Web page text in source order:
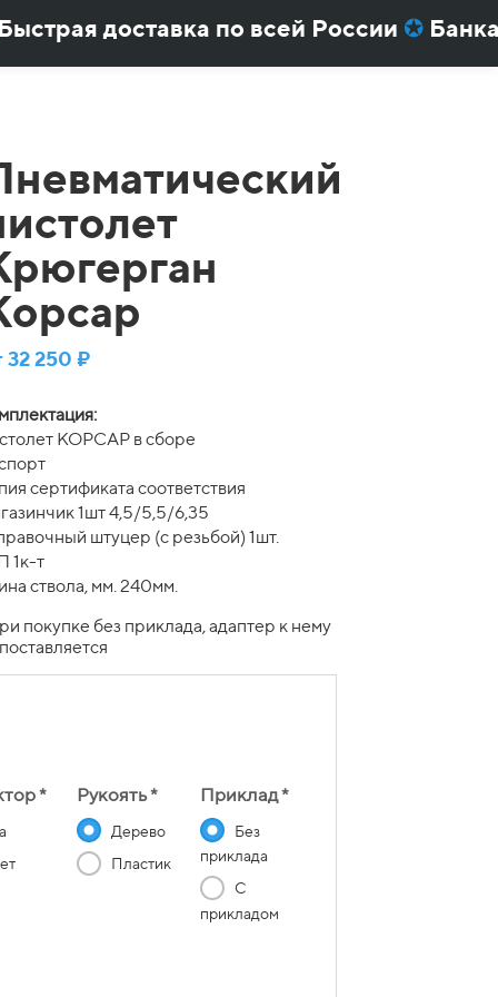
доставка по всей России✪Банка
32 250 ₽
КОРСАР в сборе
сертификата соответствия
1шт 4,5/5,5/6,35
штуцер (с резьбой) 1шт.
1к-т
ствола, мм. 240мм.
покупке без приклада, адаптер к нему
* Рукоять *
Дерево
Пластик
Приклад *
Без
приклада
С
прикладом